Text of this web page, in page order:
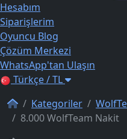
Hesabım
Siparişlerim
Oyuncu Blog
Çözüm Merkezi
WhatsApp'tan Ulaşın
Türkçe / TL
Kategoriler
8.000 WolfTeam Nakit